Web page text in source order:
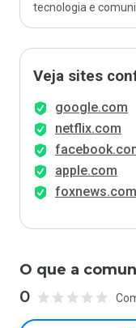
tecnologia e
Veja sites
google.com
netflix.com
apple.com
foxnews.com
O que a
0